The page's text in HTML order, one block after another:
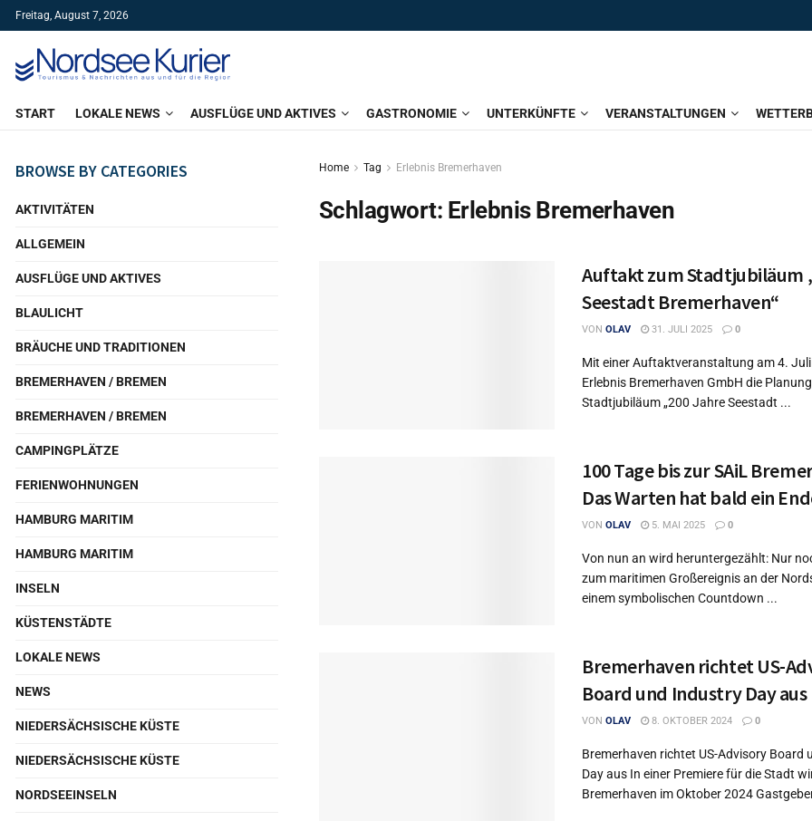
Freitag, August 7, 2026
START LOKALE NEWS AUSFLÜGE UND AKTIVES GASTRONOMIE UNTERKÜNFTE VERANSTALTUNGEN
Home Tag Erlebnis Bremerhaven
Schlagwort: Erlebnis Bremerhaven
Auftakt zum Stadtjubiläum
Seestadt Bremerhaven“
VON OLAV 31. JULI 2025 0
Mit einer Auftaktveranstaltung am 4.
Erlebnis Bremerhaven GmbH die
Stadtjubiläum „200 Jahre Seestadt ...
100 Tage bis zur SAiL
Das Warten hat bald ein
VON OLAV 5. MAI 2025 0
Von nun an wird heruntergezählt: Nur
zum maritimen Großereignis an der
einem symbolischen Countdown ...
Bremerhaven richtet US-
Board und Industry Day aus
VON OLAV 8. OKTOBER 2024 0
Bremerhaven richtet US-Advisory Board
Day aus In einer Premiere für die Stadt
Bremerhaven im Oktober 2024
BROWSE BY CATEGORIES
AKTIVITÄTEN
ALLGEMEIN
AUSFLÜGE UND AKTIVES
BLAULICHT
BRÄUCHE UND TRADITIONEN
BREMERHAVEN / BREMEN
BREMERHAVEN / BREMEN
CAMPINGPLÄTZE
FERIENWOHNUNGEN
HAMBURG MARITIM
HAMBURG MARITIM
INSELN
KÜSTENSTÄDTE
LOKALE NEWS
NEWS
NIEDERSÄCHSISCHE KÜSTE
NIEDERSÄCHSISCHE KÜSTE
NORDSEEINSELN